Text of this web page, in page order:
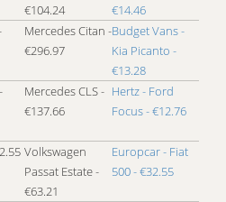
€104.24
€14.46
Mercedes Citan -
€296.97
Budget Vans -
Kia Picanto -
€13.28
Mercedes CLS -
€137.66
Hertz - Ford
Focus - €12.76
Volkswagen
Passat Estate -
€63.21
Europcar - Fiat
500 - €32.55